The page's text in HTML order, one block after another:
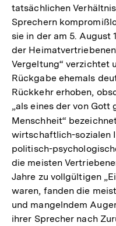
tatsächlichen
Sprechern
sie in der am 5. August
der
Vergeltung“ verzichtet
Rückgabe ehemals
Rückkehr erhoben,
„als eines der von
Menschheit“
wirtschaftlich-sozialen
politisch-
die meisten
Jahre zu vollgültigen
waren, fanden die
und mangelndem
ihrer Sprecher nach